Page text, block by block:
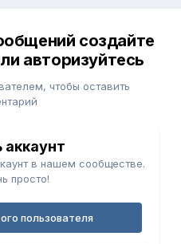
создайте
авторизуйтесь
чтобы оставить
аккаунт
в нашем сообществе.
просто!
пользователя